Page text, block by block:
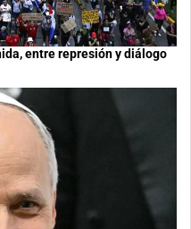
entre represión y diálogo